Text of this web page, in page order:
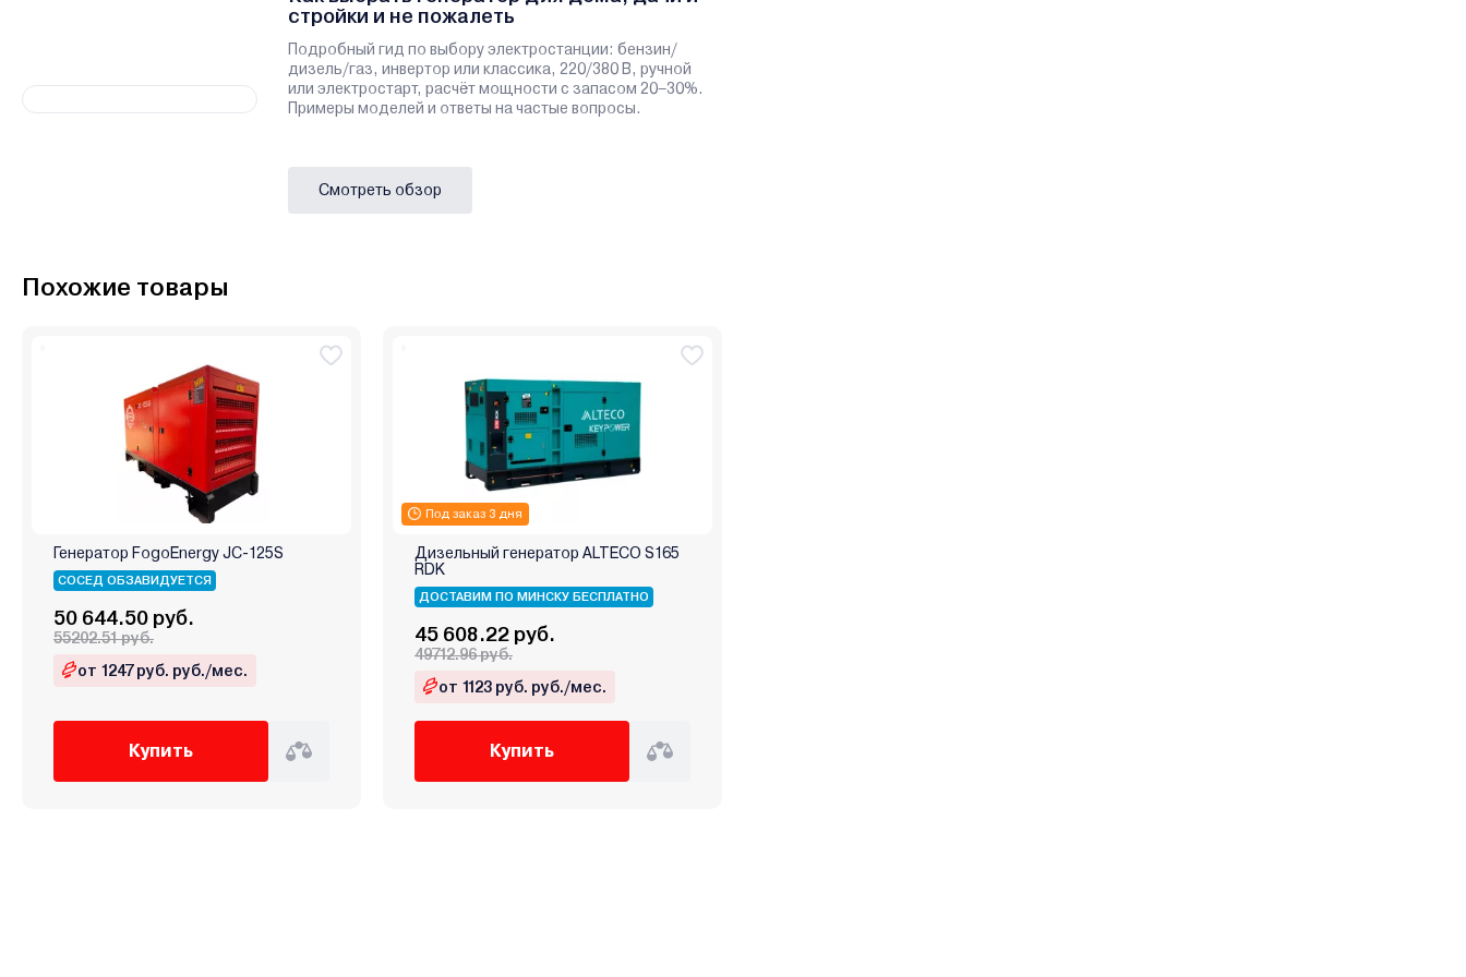
стройки и не пожалеть
Подробный гид по выбору электростанции: бензин/
дизель/газ, инвертор или классика, 220/380 В, ручной
или электростарт, расчёт мощности с запасом 20–30%.
Примеры моделей и ответы на частые вопросы.
Смотреть обзор
Похожие товары
Генератор FogoEnergy JC-125S
СОСЕД ОБЗАВИДУЕТСЯ
50 644.50 руб.
55202.51 руб.
от 1247 руб. руб./мес.
Купить
Под заказ 3 дня
Дизельный генератор ALTECO S165
RDK
ДОСТАВИМ ПО МИНСКУ БЕСПЛАТНО
45 608.22 руб.
49712.96 руб.
от 1123 руб. руб./мес.
Купить